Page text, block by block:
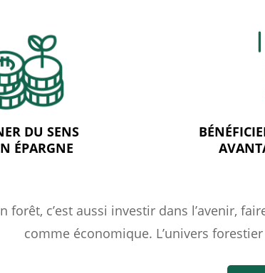
DU SENS
ÉPARGNE
forêt, c’est aussi investir dans l’avenir,
comme économique. L’univers